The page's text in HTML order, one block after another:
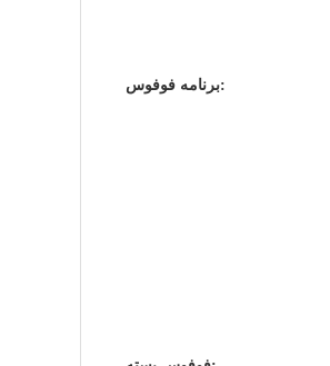
برنامه فوفوس: